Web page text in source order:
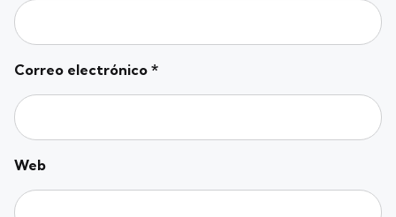
Correo electrónico *
Web